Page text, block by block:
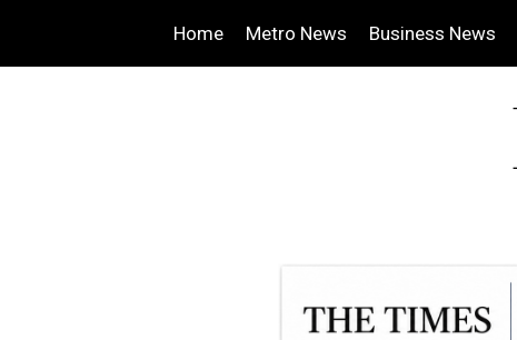
Home Metro News Business News